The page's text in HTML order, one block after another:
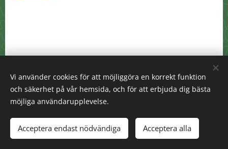
info@akdosreikirum.se
© 2025 All coprights reserved
Skapad medWebnode Cookies
Vi använder cookies för att möjliggöra en korrekt funktion
och säkerhet på vår hemsida, och för att erbjuda dig bästa
möjliga användarupplevelse.
Acceptera endast nödvändiga Acceptera alla